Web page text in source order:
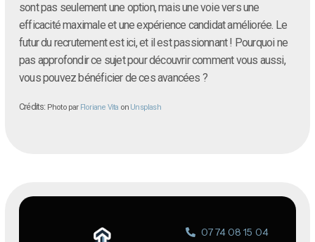
sont pas seulement une option, mais une voie vers une
efficacité maximale et une expérience candidat améliorée. Le
futur du recrutement est ici, et il est passionnant ! Pourquoi ne
pas approfondir ce sujet pour découvrir comment vous aussi,
vous pouvez bénéficier de ces avancées ?
Crédits: Photo par Floriane Vita on Unsplash
07 74 08 15 04